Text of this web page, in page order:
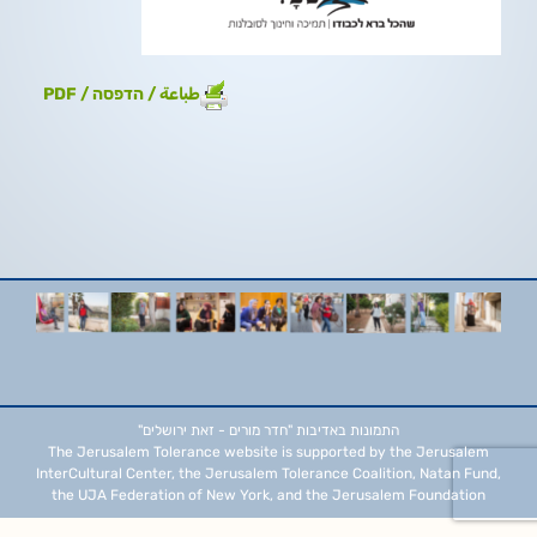
طباعة / הדפסה / PDF
התמונות באדיבות "חדר מורים - זאת ירושלים"
The Jerusalem Tolerance website is supported by the Jerusalem
InterCultural Center, the Jerusalem Tolerance Coalition, Natan Fund,
the UJA Federation of New York, and the Jerusalem Foundation